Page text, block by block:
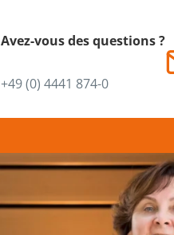
Avez-vous des questions ?
+49 (0) 4441 874-0